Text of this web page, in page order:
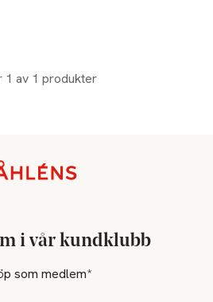
1 av 1 produkter
i vår kundklubb
som medlem*